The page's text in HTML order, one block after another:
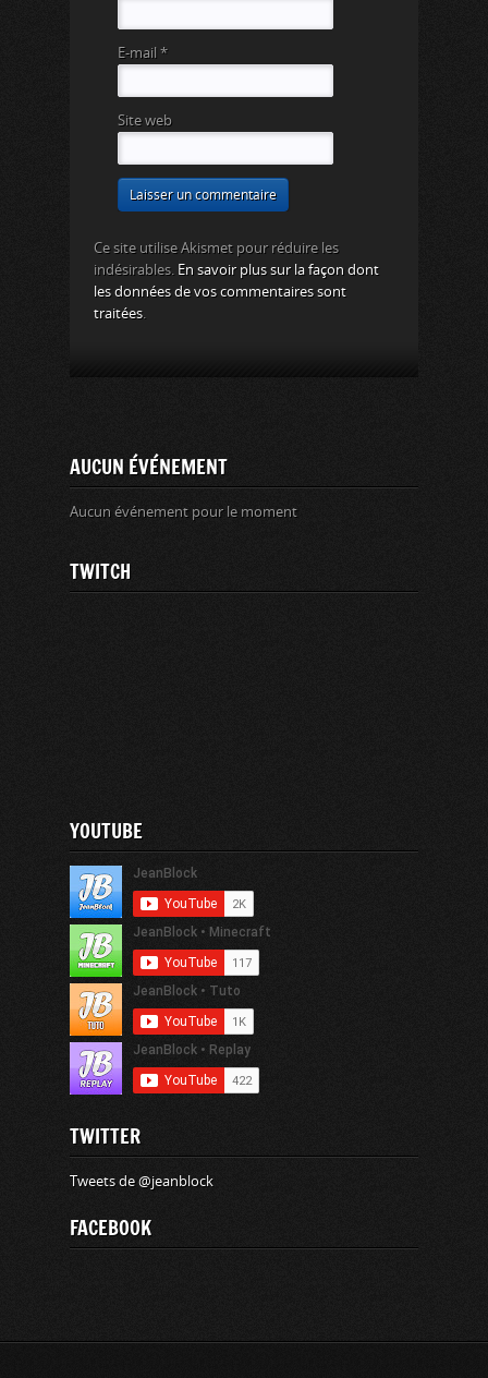
E-mail *
Site web
Ce site utilise Akismet pour réduire les
indésirables. En savoir plus sur la façon dont
les données de vos commentaires sont
traitées.
AUCUN ÉVÉNEMENT
Aucun événement pour le moment
TWITCH
YOUTUBE
TWITTER
Tweets de @jeanblock
FACEBOOK